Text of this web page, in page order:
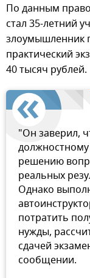
По данным
стал 35-летний
злоумышленник
практический
40 тысяч рублей.
"Он заверил,
должностному
решению
реальных
Однако
потратить
нужды,
сдачей
сообщении.